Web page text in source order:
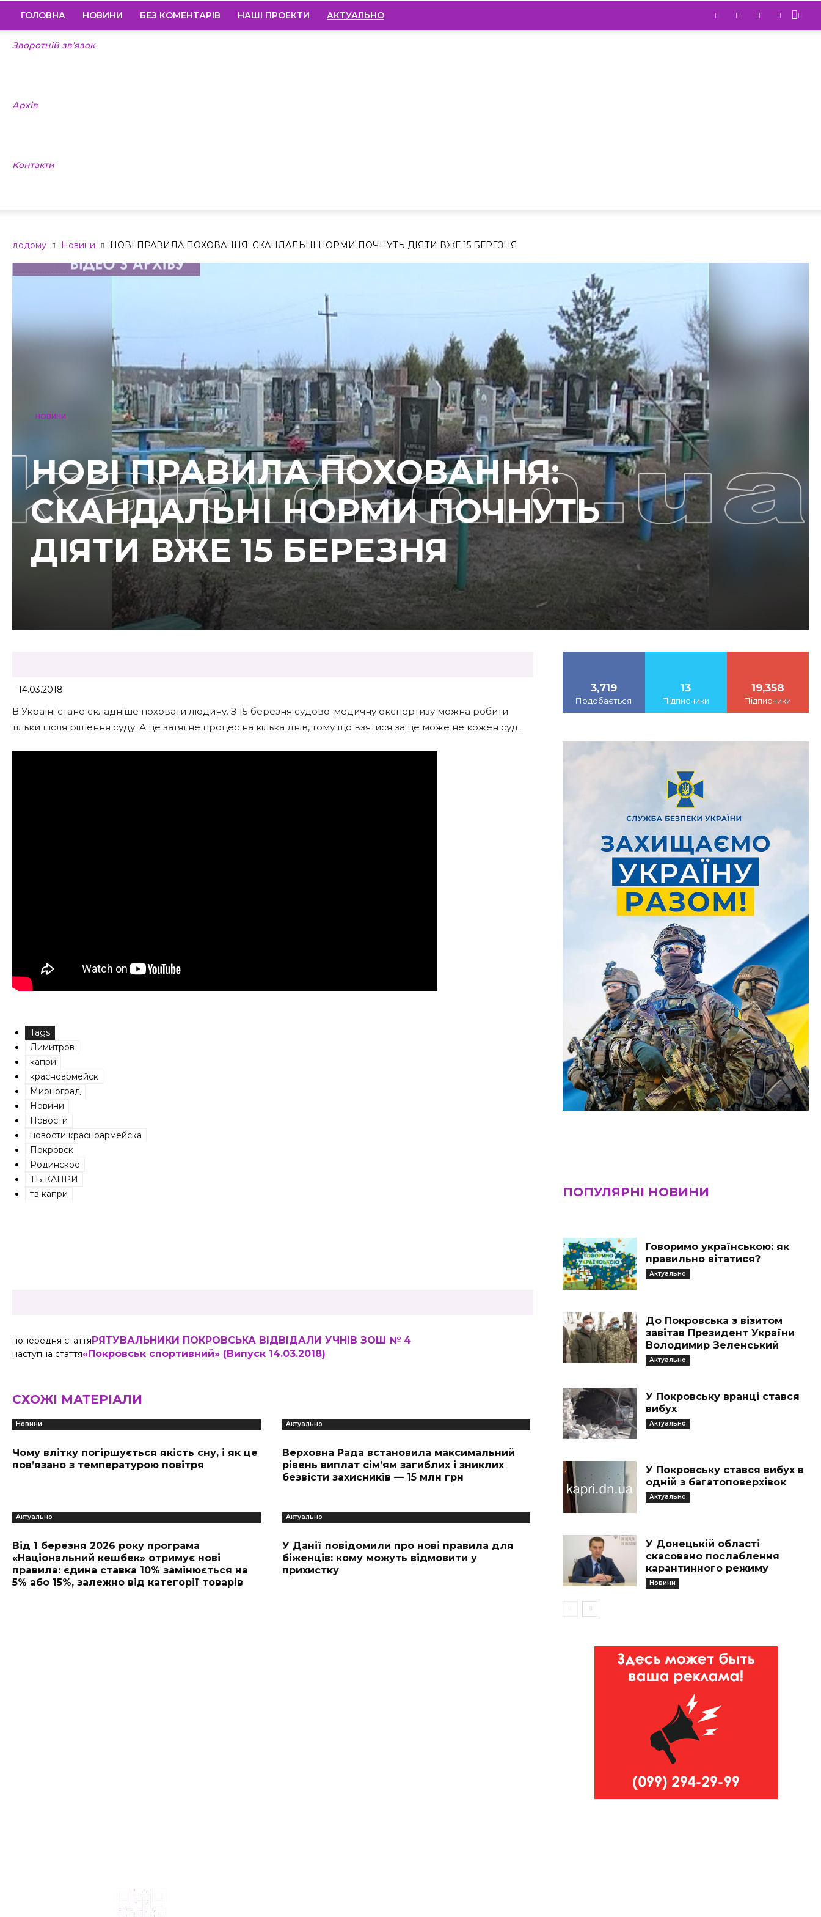
ГОЛОВНА НОВИНИ БЕЗ КОМЕНТАРІВ НАШІ ПРОЕКТИ АКТУАЛЬНО
Зворотній зв’язок
Архів
Контакти
додому Новини НОВІ ПРАВИЛА ПОХОВАННЯ: СКАНДАЛЬНІ НОРМИ ПОЧНУТЬ ДІЯТИ ВЖЕ 15 БЕРЕЗНЯ
НОВИНИ
НОВІ ПРАВИЛА ПОХОВАННЯ:
СКАНДАЛЬНІ НОРМИ ПОЧНУТЬ
ДІЯТИ ВЖЕ 15 БЕРЕЗНЯ
14.03.2018
В Україні стане складніше поховати людину. З 15 березня судово-медичну експертизу можна робити
тільки після рішення суду. А це затягне процес на кілька днів, тому що взятися за це може не кожен суд.
Tags
Димитров
капри
красноармейск
Мирноград
Новини
Новости
новости красноармейска
Покровск
Родинское
ТБ КАПРИ
тв капри
попередня статтяРЯТУВАЛЬНИКИ ПОКРОВСЬКА ВІДВІДАЛИ УЧНІВ ЗОШ № 4
наступна стаття«Покровськ спортивний» (Випуск 14.03.2018)
СХОЖІ МАТЕРІАЛИ
Новини
Чому влітку погіршується якість сну, і як це
пов’язано з температурою повітря
Актуально
Верховна Рада встановила максимальний
рівень виплат сім’ям загиблих і зниклих
безвісти захисників — 15 млн грн
Актуально
Від 1 березня 2026 року програма
«Національний кешбек» отримує нові
правила: єдина ставка 10% замінюється на
5% або 15%, залежно від категорії товарів
Актуально
У Данії повідомили про нові правила для
біженців: кому можуть відмовити у
прихистку
3,719
Подобається
13
Підписчики
19,358
Підписчики
ПОПУЛЯРНІ НОВИНИ
Говоримо українською: як
правильно вітатися?
Актуально
До Покровська з візитом
завітав Президент України
Володимир Зеленський
Актуально
У Покровську вранці стався
вибух
Актуально
У Покровську стався вибух в
одній з багатоповерхівок
Актуально
У Донецькій області
скасовано послаблення
карантинного режиму
Новини